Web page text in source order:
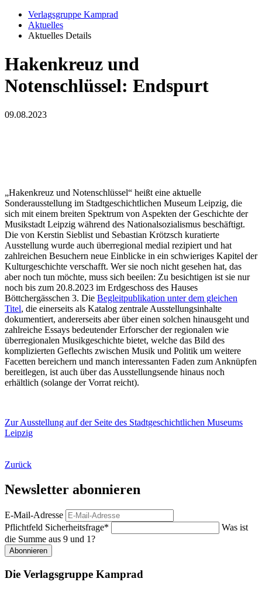
Verlagsgruppe Kamprad
Aktuelles
Aktuelles Details
Hakenkreuz und
Notenschlüssel: Endspurt
09.08.2023
„Hakenkreuz und Notenschlüssel“ heißt eine aktuelle
Sonderausstellung im Stadtgeschichtlichen Museum Leipzig, die
sich mit einem breiten Spektrum von Aspekten der Geschichte der
Musikstadt Leipzig während des Nationalsozialismus beschäftigt.
Die von Kerstin Sieblist und Sebastian Krötzsch kuratierte
Ausstellung wurde auch überregional medial rezipiert und hat
zahlreichen Besuchern neue Einblicke in ein schwieriges Kapitel der
Kulturgeschichte verschafft. Wer sie noch nicht gesehen hat, das
aber noch tun möchte, muss sich beeilen: Zu besichtigen ist sie nur
noch bis zum 20.8.2023 im Erdgeschoss des Hauses
Böttchergässchen 3. Die Begleitpublikation unter dem gleichen
Titel, die einerseits als Katalog zentrale Ausstellungsinhalte
dokumentiert, andererseits aber über einen solchen hinausgeht und
zahlreiche Essays bedeutender Erforscher der regionalen wie
überregionalen Musikgeschichte bietet, welche das Bild des
komplizierten Geflechts zwischen Musik und Politik um weitere
Facetten bereichern und manch interessanten Faden zum Anknüpfen
bereitlegen, ist auch über das Ausstellungsende hinaus noch
erhältlich (solange der Vorrat reicht).
Zur Ausstellung auf der Seite des Stadtgeschichtlichen Museums
Leipzig
Zurück
Newsletter abonnieren
E-Mail-Adresse
Pflichtfeld Sicherheitsfrage*
Was ist
die Summe aus 9 und 1?
Abonnieren
Die Verlagsgruppe Kamprad